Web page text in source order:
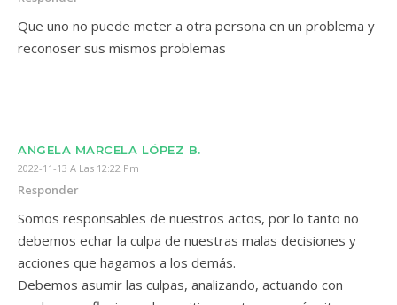
Que uno no puede meter a otra persona en un problema y
reconoser sus mismos problemas
ANGELA MARCELA LÓPEZ B.
2022-11-13 A Las 12:22 Pm
Responder
Somos responsables de nuestros actos, por lo tanto no
debemos echar la culpa de nuestras malas decisiones y
acciones que hagamos a los demás.
Debemos asumir las culpas, analizando, actuando con